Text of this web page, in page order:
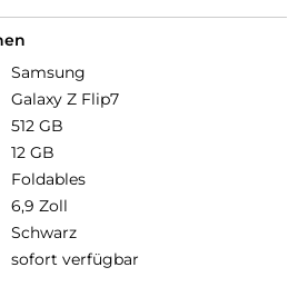
Samsung
Galaxy Z Flip7
512 GB
12 GB
Foldables
6,9 Zoll
Schwarz
sofort verfügbar